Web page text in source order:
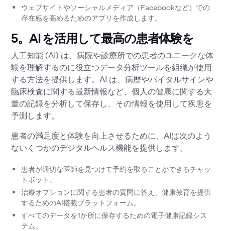
ウェブサイトやソーシャルメディア（Facebookなど）での
存在感を高めるためのアプリを作成します。
5。AI を活用して最高の患者体験を
人工知能 (AI) は、病院や診療所での患者のユニークな体
験を理解するのに役立つデータ分析ツールを組織が使用
する方法を提供します。AI は、病歴やバイタルサインや
臨床検査に関する最新情報など、個人の健康に関する大
量の記録を分析して保存し、その情報を使用して疾患を
予測します。
患者の満足度と体験を向上させるために、AIは次のよう
ないくつかのデジタルヘルス機能を提供します。
患者が適切な医師を見つけて予約を取ることができるチャッ
トボット。
治療オプションに関する患者の質問に答え、健康教育を提供
するためのAI搭載プラットフォーム。
すべてのデータを1か所に保存するための電子健康記録シス
テム。